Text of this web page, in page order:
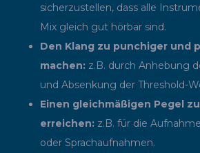
sicherzustellen, dass alle
Mix gleich gut hörbar sind.
Den Klang zu punchiger und
machen: z.B. durch Anhebung
und Absenkung der Threshold-
Einen gleichmäßigen Pegel zu
erreichen: z.B. für die
oder Sprachaufnahmen.